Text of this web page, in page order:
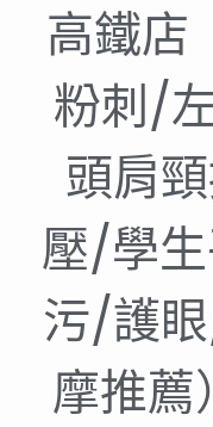
高鐵店
粉刺/
頭肩
壓/學
污/護
摩推薦